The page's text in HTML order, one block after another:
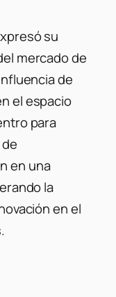
su
mercado de
de
el espacio
para
en una
la
en el